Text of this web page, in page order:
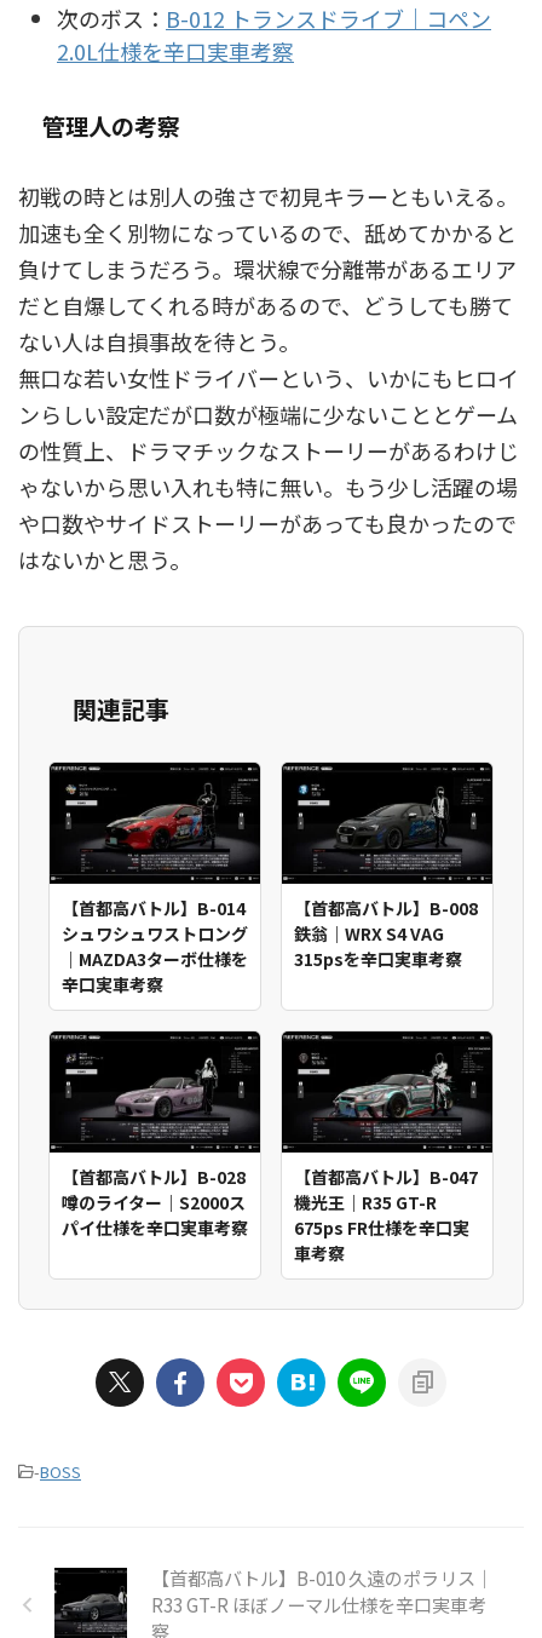
次のボス： B-012 トランスドライブ｜コペン
2.0L仕様を辛口実車考察
管理人の考察
初戦の時とは別人の強さで初見キラーともいえる。
加速も全く別物になっているので、舐めてかかると
負けてしまうだろう。環状線で分離帯があるエリア
だと自爆してくれる時があるので、どうしても勝て
ない人は自損事故を待とう。
無口な若い女性ドライバーという、いかにもヒロイ
ンらしい設定だが口数が極端に少ないこととゲーム
の性質上、ドラマチックなストーリーがあるわけじ
ゃないから思い入れも特に無い。もう少し活躍の場
や口数やサイドストーリーがあっても良かったので
はないかと思う。
関連記事
【首都高バトル】B-014
シュワシュワストロング
｜MAZDA3ターボ仕様を
辛口実車考察
【首都高バトル】B-008
鉄翁｜WRX S4 VAG
315psを辛口実車考察
【首都高バトル】B-028
噂のライター｜S2000ス
パイ仕様を辛口実車考察
【首都高バトル】B-047
機光王｜R35 GT-R
675ps FR仕様を辛口実
車考察
-BOSS
【首都高バトル】B-010 久遠のポラリス｜
R33 GT-R ほぼノーマル仕様を辛口実車考
察